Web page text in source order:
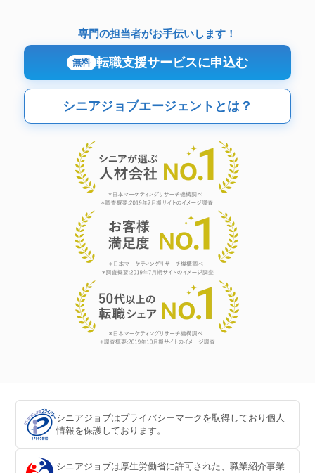
専門の担当者がお手伝いします！
無料 転職支援サービスに申込む
シニアジョブエージェントとは？
シニアジョブはプライバシーマークを取得しており個人
情報を保護しております。
シニアジョブは厚生労働省に許可された、職業紹介事業